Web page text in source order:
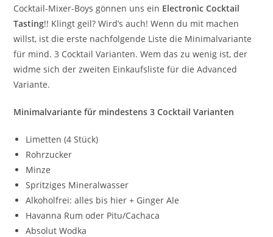
Cocktail-Mixer-Boys gönnen uns ein Electronic Cocktail
Tasting!! Klingt geil? Wird’s auch! Wenn du mit machen
willst, ist die erste nachfolgende Liste die Minimalvariante
für mind. 3 Cocktail Varianten. Wem das zu wenig ist, der
widme sich der zweiten Einkaufsliste für die Advanced
Variante.
Minimalvariante für mindestens 3 Cocktail Varianten
Limetten (4 Stück)
Rohrzucker
Minze
Spritziges Mineralwasser
Alkoholfrei: alles bis hier + Ginger Ale
Havanna Rum oder Pitu/Cachaca
Absolut Wodka